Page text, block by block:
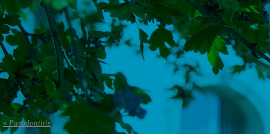
« Parodontitis